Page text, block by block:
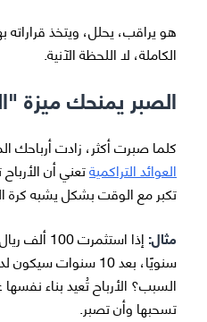
هو يراقب، يحلل، ويتخذ قراراته
الكاملة، لا اللحظة الآنية.
الصبر يمنحك ميزة
كلما صبرت أكثر، زادت أرباحك
العوائد التراكميةتعني أن
تكبر مع الوقت بشكل يشبه كرة
مثال:
السبب؟ الأرباح تُعيد بناء
تسحبها وأن تصبر.